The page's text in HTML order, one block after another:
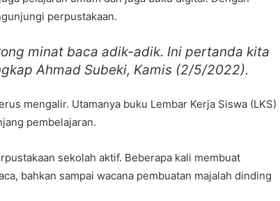
perpustakaan.
minat baca adik-adik. Ini pertanda kita
Ahmad Subeki, Kamis (2/5/2022).
mengalir. Utamanya buku Lembar Kerja Siswa (LKS)
pembelajaran.
sekolah aktif. Beberapa kali membuat
bahkan sampai wacana pembuatan majalah dinding